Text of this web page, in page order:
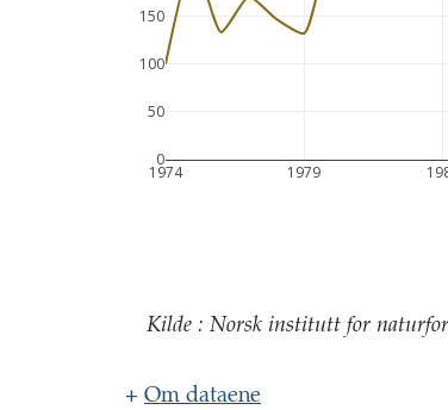
1974 1979
0
50
100
150
Kilde: Norsk institutt for
+ Om dataene